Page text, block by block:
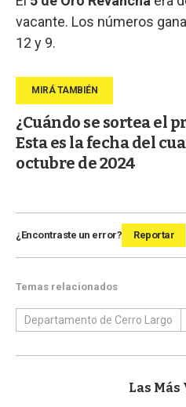
vacante. Los números
12 y 9.
¿Cuándo se sortea el
Esta es la fecha del
octubre de 2024
¿Encontraste un error? Reportar
Temas relacionados
Departamento de Cerro Largo
Las Más